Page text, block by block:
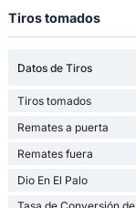
Tiros tomados
Datos de Tiros
Tiros tomados
Remates a puerta
Remates fuera
Dio En El Palo